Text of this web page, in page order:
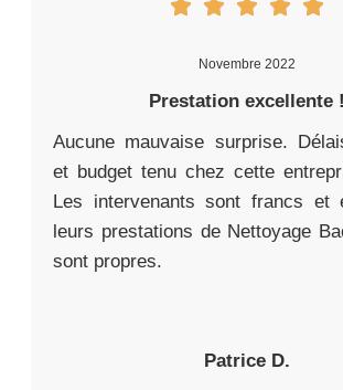
Novembre 2022
Prestation excellente !
Aucune mauvaise surprise.
et budget tenu chez cette
Les intervenants sont francs et
leurs prestations de Nettoyage
sont propres.
Patrice D.